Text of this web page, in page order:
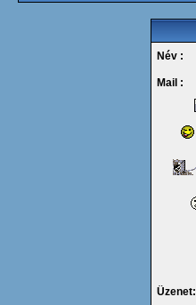
Név :
Mail :
Üzenet: